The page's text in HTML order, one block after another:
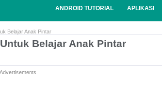
ANDROID TUTORIAL APLIKASI
Belajar Anak Pintar
Belajar Anak Pintar
Advertisements